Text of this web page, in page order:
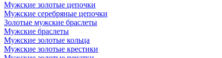
Мужские золотые цепочки
Мужские серебряные цепочки
Золотые мужские браслеты
Мужские браслеты
Мужские золотые кольца
Мужские золотые крестики